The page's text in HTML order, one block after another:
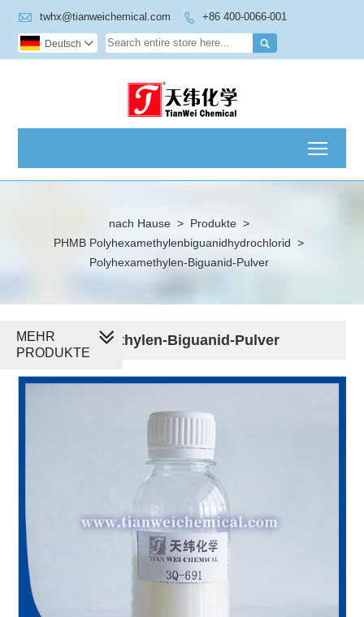
 twhx@tianweichemical.com  +86 400-0066-001

Deutsch 
nach Hause > Produkte >
PHMB Polyhexamethylenbiguanidhydrochlorid >
Polyhexamethylen-Biguanid-Pulver
Polyhexamethylen-Biguanid-Pulver
MEHR
PRODUKTE